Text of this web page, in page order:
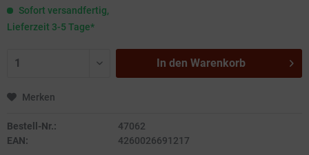
Sofort versandfertig,
Lieferzeit 3-5 Tage*
In den Warenkorb
Merken
Bestell-Nr.:
47062
EAN:
4260026691217